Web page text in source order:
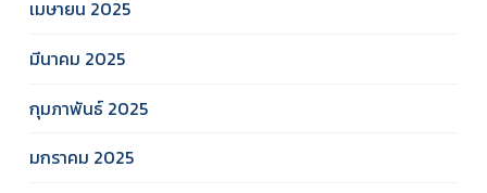
เมษายน 2025
มีนาคม 2025
กุมภาพันธ์ 2025
มกราคม 2025